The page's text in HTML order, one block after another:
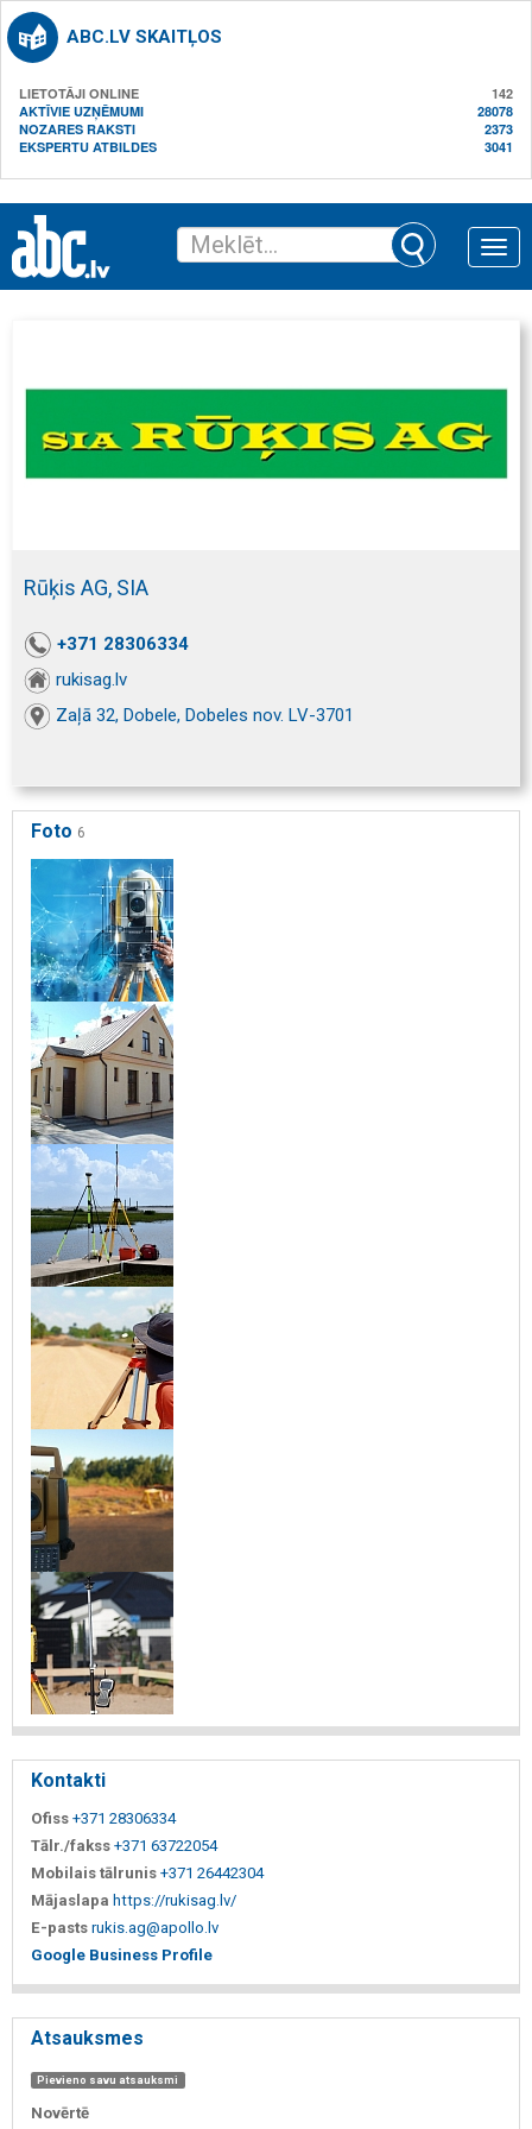
ABC.LV SKAITĻOS
LIETOTĀJI ONLINE
142
AKTĪVIE UZŅĒMUMI
28078
NOZARES RAKSTI
2373
EKSPERTU ATBILDES
3041
Toggle
Rūķis AG, SIA
+371 28306334
rukisag.lv
Zaļā 32, Dobele, Dobeles nov. LV-3701
Foto 6
Kontakti
Ofiss +371 28306334
Tālr./fakss +371 63722054
Mobilais tālrunis +371 26442304
Mājaslapa https://rukisag.lv/
E-pasts rukis.ag@apollo.lv
Google Business Profile
Atsauksmes
Pievieno savu atsauksmi
Novērtē